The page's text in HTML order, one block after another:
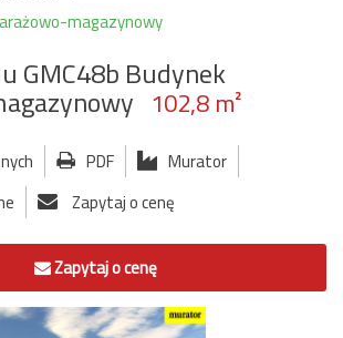
magazynowy
GMC48b Budynek
102,8 m²
PDF
Murator
Zapytaj o cenę
Zapytaj o cenę